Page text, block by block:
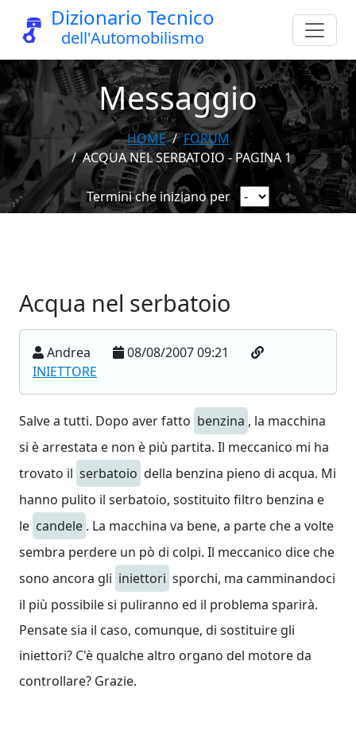
Dizionario Tecnico
dell'Automobilismo
Messaggio
HOME
FORUM
ACQUA NEL SERBATOIO - PAGINA 1
Termini che iniziano per
Acqua nel serbatoio
Andrea
08/08/2007 09:21
INIETTORE
Salve a tutti. Dopo aver fatto benzina , la macchina
si è arrestata e non è più partita. Il meccanico mi ha
trovato il serbatoio della benzina pieno di acqua. Mi
hanno pulito il serbatoio, sostituito filtro benzina e
le candele . La macchina va bene, a parte che a volte
sembra perdere un pò di colpi. Il meccanico dice che
sono ancora gli iniettori sporchi, ma camminandoci
il più possibile si puliranno ed il problema sparirà.
Pensate sia il caso, comunque, di sostituire gli
iniettori? C'è qualche altro organo del motore da
controllare? Grazie.